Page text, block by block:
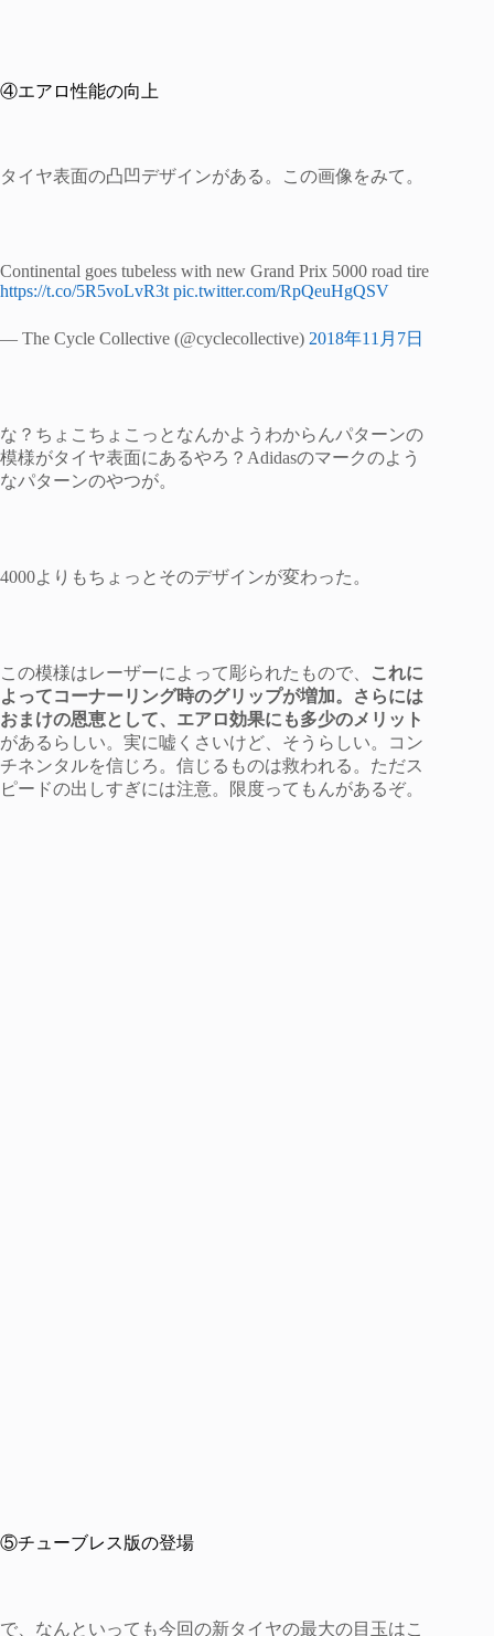
④エアロ性能の向上
タイヤ表面の凸凹デザインがある。この画像をみて。
Continental goes tubeless with new Grand Prix 5000 road tire
https://t.co/5R5voLvR3t pic.twitter.com/RpQeuHgQSV
— The Cycle Collective (@cyclecollective) 2018年11月7日
な？ちょこちょこっとなんかようわからんパターンの
模様がタイヤ表面にあるやろ？Adidasのマークのよう
なパターンのやつが。
4000よりもちょっとそのデザインが変わった。
この模様はレーザーによって彫られたもので、
これに
よってコーナーリング時のグリップが増加。さらには
おまけの恩恵として、エアロ効果にも多少のメリット
があるらしい。実に嘘くさいけど、そうらしい。コン
チネンタルを信じろ。信じるものは救われる。ただス
ピードの出しすぎには注意。限度ってもんがあるぞ。
⑤チューブレス版の登場
で、なんといっても今回の新タイヤの最大の目玉はこ